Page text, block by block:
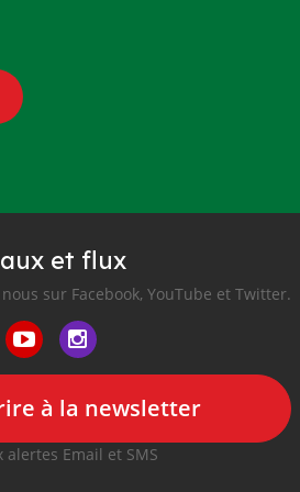
et flux
sur Facebook, YouTube et Twitter.
à la newsletter
alertes Email et SMS